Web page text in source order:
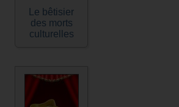
Le bêtisier
des morts
culturelles